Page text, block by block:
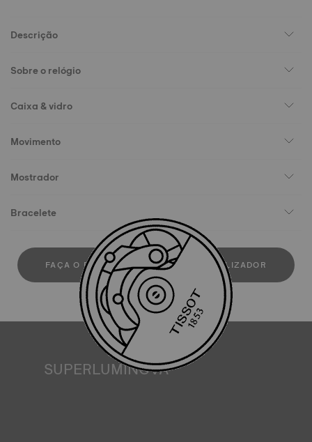
Descrição
Sobre o relógio
Caixa & vidro
Movimento
Mostrador
Bracelete
FAÇA O DOWLOAD DO MANUAL DE UTILIZADOR
SUPERLUMINOVA